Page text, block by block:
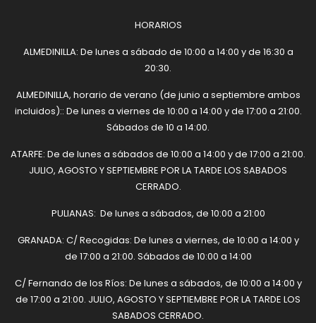
HORARIOS
ALMEDINILLA: De lunes a sábado de 10:00 a 14:00 y de 16:30 a
20:30.
ALMEDINILLA, horario de verano (de junio a septiembre ambos
incluidos):: De lunes a viernes de 10:00 a 14:00 y de 17:00 a 21:00.
Sábados de 10 a 14:00.
ATARFE: De de lunes a sábados de 10:00 a 14:00 y de 17:00 a 21:00.
JULIO, AGOSTO Y SEPTIEMBRE POR LA TARDE LOS SABADOS
CERRADO.
PULIANAS: De lunes a sábados, de 10:00 a 21:00
GRANADA: C/ Recogidas: De lunes a viernes, de 10:00 a 14:00 y
de 17:00 a 21:00. Sábados de 10:00 a 14:00
C/ Fernando de los Ríos: De lunes a sábados, de 10:00 a 14:00 y
de 17:00 a 21:00. JULIO, AGOSTO Y SEPTIEMBRE POR LA TARDE LOS
SABADOS CERRADO.